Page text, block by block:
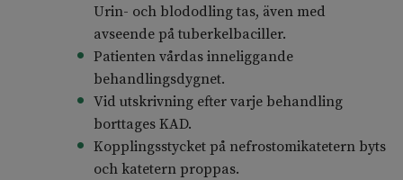
Urin- och blododling tas, även med
avseende på tuberkelbaciller.
Patienten vårdas inneliggande
behandlingsdygnet.
Vid utskrivning efter varje behandling
borttages KAD.
Kopplingsstycket på nefrostomikatetern byts
och katetern proppas.